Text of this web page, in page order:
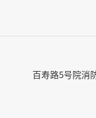
百寿路5号院消